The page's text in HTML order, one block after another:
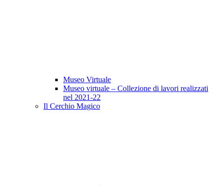
Museo Virtuale
Museo virtuale – Collezione di lavori realizzati
nel 2021-22
Il Cerchio Magico